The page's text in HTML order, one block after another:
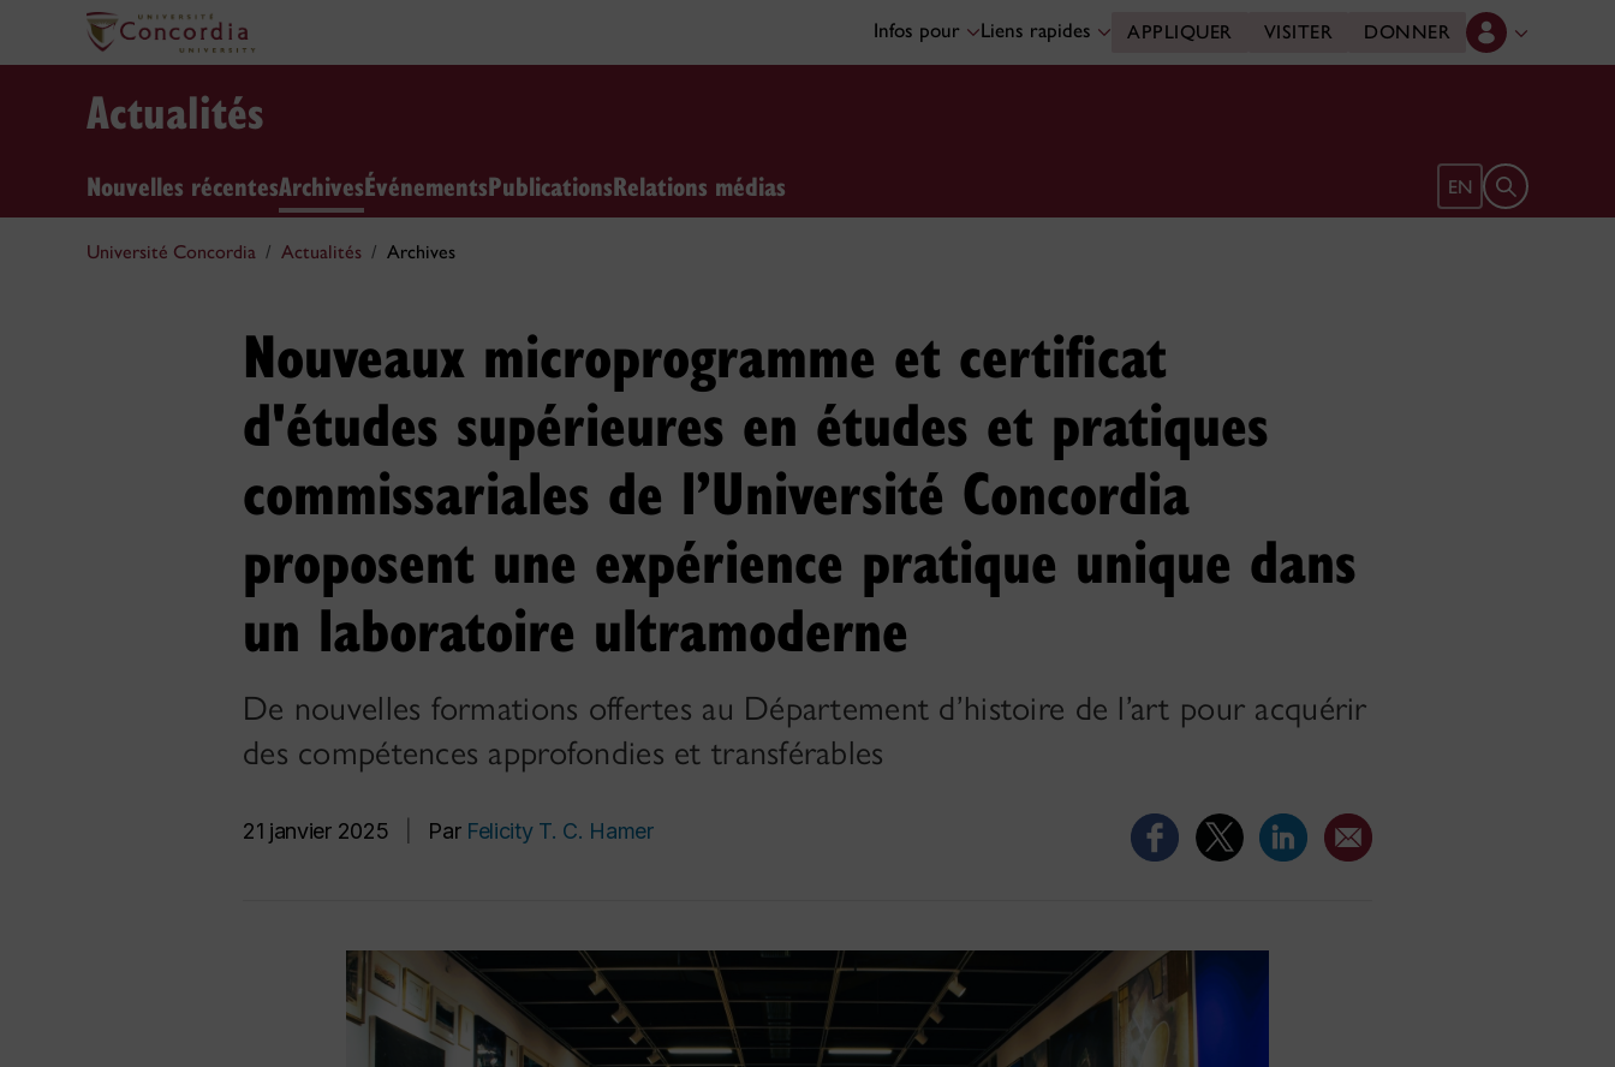
Infos pour Liens rapides APPLIQUER VISITER DONNER
Actualités
Nouvelles récentesArchivesÉvénementsPublicationsRelations médias EN Ouvrir le
Université Concordia Actualités Archives
Nouveaux microprogramme et certificat
d'études supérieures en études et pratiques
commissariales de l’Université Concordia
proposent une expérience pratique unique dans
un laboratoire ultramoderne
De nouvelles formations offertes au Département d’histoire de l’art pour acquérir
des compétences approfondies et transférables
21 janvier 2025 Par Felicity T. C. Hamer